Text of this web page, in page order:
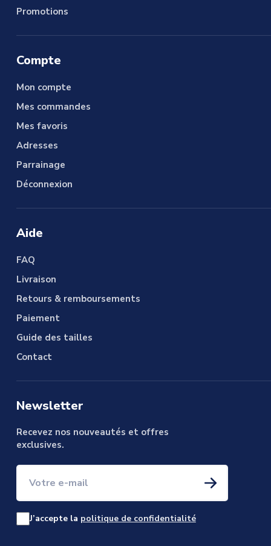
Promotions
Compte
Mon compte
Mes commandes
Mes favoris
Adresses
Parrainage
Déconnexion
Aide
FAQ
Livraison
Retours & remboursements
Paiement
Guide des tailles
Contact
Newsletter
Recevez nos nouveautés et offres
exclusives.
J’accepte la politique de confidentialité